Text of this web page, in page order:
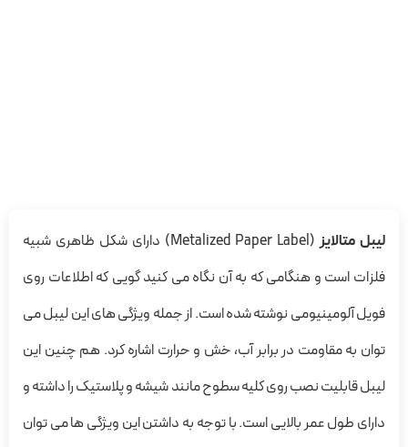
لیبل متالایز
(Metalized Paper Label) دارای شکل ظاهری شبیه
فلزات است و هنگامی که به آن نگاه می کنید گویی که اطلاعات روی
فویل آلومینیومی نوشته شده است. از جمله ویژگی های این لیبل می
توان به مقاومت در برابر آب، خش و حرارت اشاره کرد. هم چنین این
لیبل قابلیت نصب روی کلیه سطوح مانند شیشه و پلاستیک را داشته و
دارای طول عمر بالایی است. با توجه به داشتن این ویژگی ها می توان